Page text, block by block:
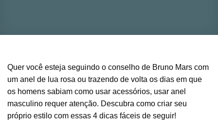
Quer você esteja seguindo o conselho de Bruno Mars com
um anel de lua rosa ou trazendo de volta os dias em que
os homens sabiam como usar acessórios, usar anel
masculino requer atenção. Descubra como criar seu
próprio estilo com essas 4 dicas fáceis de seguir!